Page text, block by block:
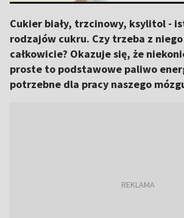
Cukier biały, trzcinowy, ksylitol -
rodzajów cukru. Czy trzeba z
całkowicie? Okazuje się, że
proste to podstawowe paliwo
potrzebne dla pracy naszego